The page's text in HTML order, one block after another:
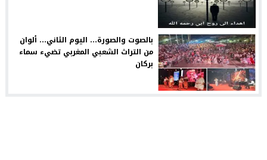
بالصوت والصورة… اليوم الثاني… ألوان
من التراث الشعبي المغربي تضيء سماء
بركان